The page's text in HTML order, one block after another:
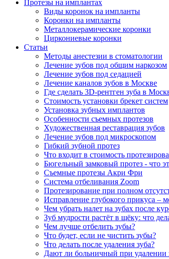
Протезы на имплантах
Виды коронок на импланты
Коронки на импланты
Металлокерамические коронки
Циркониевые коронки
Статьи
Методы анестезии в стоматологии
Лечение зубов под общим наркозом
Лечение зубов под седацией
Лечение каналов зубов в Москве
Где сделать 3D-рентген зуба в
Стоимость установки брекет систем
Установка зубных имплантов
Особенности съемных протезов
Художественная реставрация зубов
Лечение зубов под микроскопом
Гибкий зубной протез
Что входит в стоимость
Бюгельный замковый протез - что
Съемные протезы Акри Фри
Система отбеливания Zoom
Протезирование при полном
Исправление глубокого прикуса –
Чем убрать налет на зубах после
Зуб мудрости растёт в щёку: что
Чем лучше отбелить зубы?
Что будет, если не чистить зубы?
Что делать после удаления зуба?
Дают ли больничный при удалении